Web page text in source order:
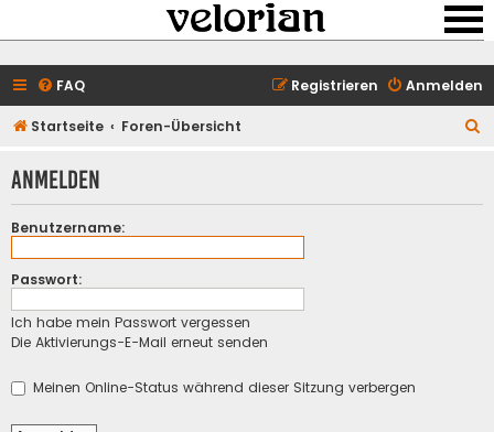
FAQ Anmelden
Registrieren
Startseite Foren-Übersicht
h
Anmelden
Benutzername:
Passwort:
Ich habe mein Passwort vergessen
Die Aktivierungs-E-Mail erneut senden
Meinen Online-Status während dieser Sitzung verbergen